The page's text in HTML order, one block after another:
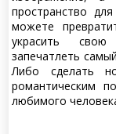
пространство
можете
украсить свою
запечатлеть
Либо сделать
романтическим
любимого